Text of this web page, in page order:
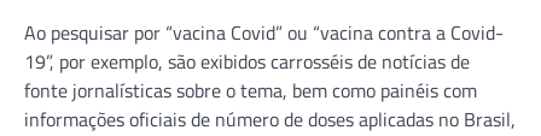
Ao pesquisar por “vacina Covid” ou “vacina contra a Covid-
19”, por exemplo, são exibidos carrosséis de notícias de
fonte jornalísticas sobre o tema, bem como painéis com
informações oficiais de número de doses aplicadas no Brasil,